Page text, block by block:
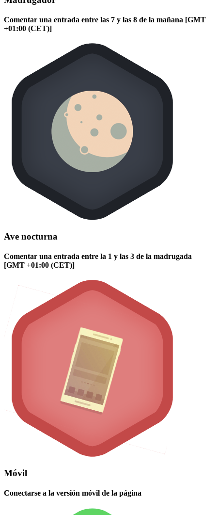
Comentar una entrada entre las 7 y las 8 de la mañana [GMT
+01:00 (CET)]
Ave nocturna
Comentar una entrada entre la 1 y las 3 de la madrugada
[GMT +01:00 (CET)]
Móvil
Conectarse a la versión móvil de la página